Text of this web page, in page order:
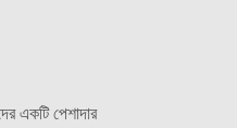
একটি পেশাদার